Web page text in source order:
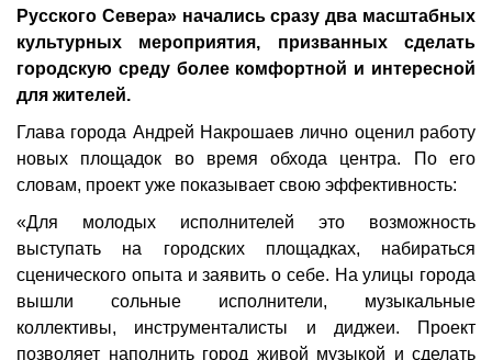
Русского Севера» начались сразу два масштабных
культурных мероприятия, призванных сделать
городскую среду более комфортной и интересной
для жителей.
Глава города Андрей Накрошаев лично оценил работу
новых площадок во время обхода центра. По его
словам, проект уже показывает свою эффективность:
«Для молодых исполнителей это возможность
выступать на городских площадках, набираться
сценического опыта и заявить о себе. На улицы города
вышли сольные исполнители, музыкальные
коллективы, инструменталисты и диджеи. Проект
позволяет наполнить город живой музыкой и сделать